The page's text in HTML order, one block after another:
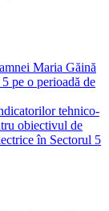
Maria Găină
pe o perioadă de
tehnico-
obiectivul de
în Sectorul 5